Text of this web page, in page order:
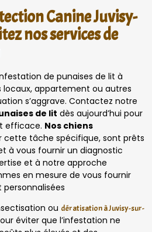
Canine Juvisy-
nos services de
de punaises de lit à
locaux, appartement ou autres
s’aggrave. Contactez notre
de lit dès aujourd’hui pour
efficace. Nos chiens
cette tâche spécifique, sont prêts
à vous fournir un diagnostic
et à notre approche
en mesure de vous fournir
ou dératisation à Juvisy-sur-
éviter que l’infestation ne